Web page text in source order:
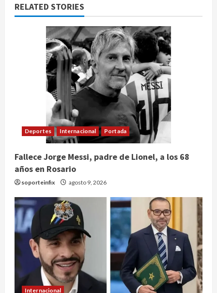
RELATED STORIES
Deportes Internacional Portada
Fallece Jorge Messi, padre de Lionel, a los 68
años en Rosario
soporteinfix agosto 9, 2026
Internacional